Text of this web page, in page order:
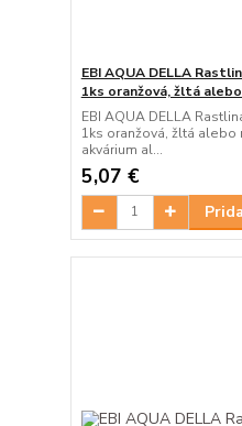
EBI AQUA DELLA
1ks oranžová, žltá
EBI AQUA DELLA
1ks oranžová, žltá
akvárium al...
5,07 €